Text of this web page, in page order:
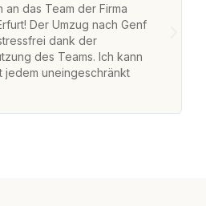
das Team der Firma
Der Umzug nach Genf
dank der
des Teams. Ich kann
jedem uneingeschränkt